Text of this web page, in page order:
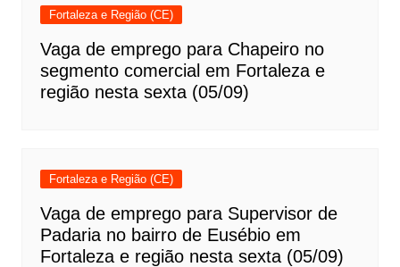
Fortaleza e Região (CE)
Vaga de emprego para Chapeiro no
segmento comercial em Fortaleza e
região nesta sexta (05/09)
Fortaleza e Região (CE)
Vaga de emprego para Supervisor de
Padaria no bairro de Eusébio em
Fortaleza e região nesta sexta (05/09)